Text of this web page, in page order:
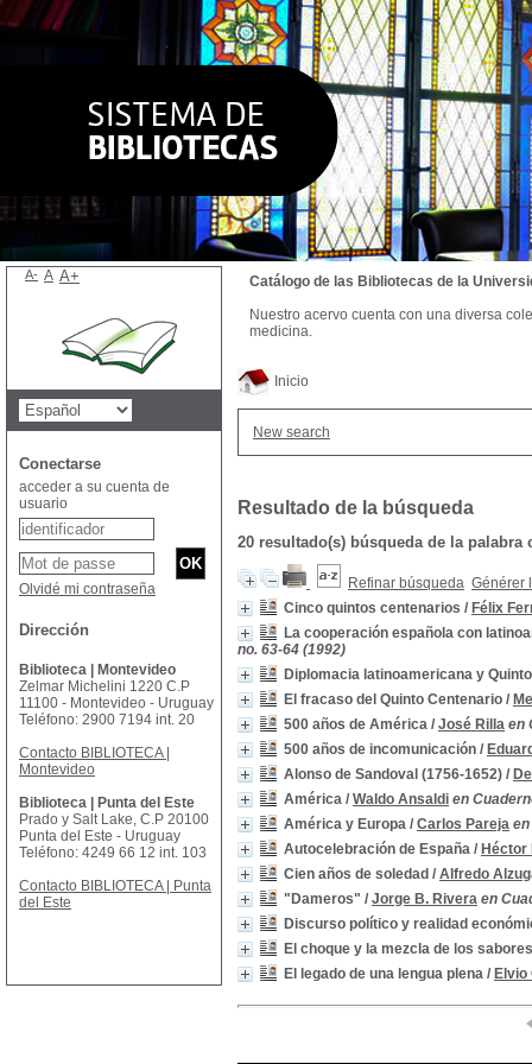
Inicio
New search
Resultado de la búsqueda
20 resultado(s) búsqueda de la palabra
Refinar búsqueda Générer
Cinco quintos centenarios / Félix
La cooperación española con
no. 63-64 (1992)
Diplomacia latinoamericana y
El fracaso del Quinto Centenario /
500 años de América / José Rilla en
500 años de incomunicación /
Alonso de Sandoval (1756-1652) /
América / Waldo Ansaldi en
América y Europa / Carlos Pareja en
Autocelebración de España / Héctor
Cien años de soledad / Alfredo
"Dameros" / Jorge B. Rivera en
Discurso político y realidad
El choque y la mezcla de los sabores
El legado de una lengua plena / Elvio
Catálogo de las Bibliotecas de la
Nuestro acervo cuenta con una diversa
medicina.
A- A A+
Conectarse
acceder a su cuenta de
usuario
Olvidé mi contraseña
Dirección
Biblioteca | Montevideo
Zelmar Michelini 1220 C.P
11100 - Montevideo - Uruguay
Teléfono: 2900 7194 int. 20
Contacto BIBLIOTECA |
Montevideo
Biblioteca | Punta del Este
Prado y Salt Lake, C.P 20100
Punta del Este - Uruguay
Teléfono: 4249 66 12 int. 103
Contacto BIBLIOTECA | Punta
del Este